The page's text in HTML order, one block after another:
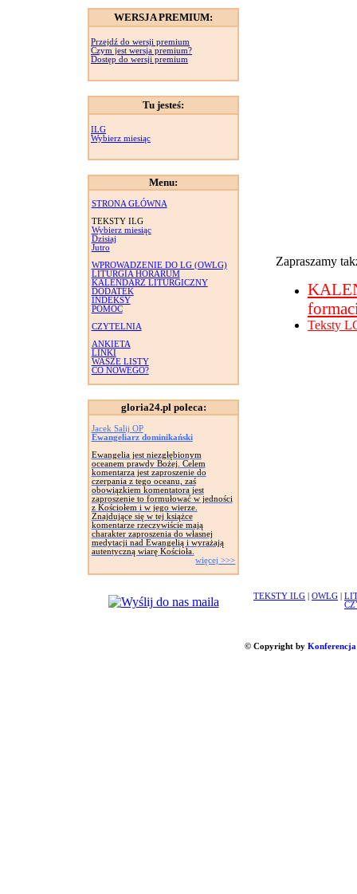
WERSJA PREMIUM:
Przejdź do wersji premium
Czym jest wersja premium?
Dostęp do wersji premium
Tu jesteś:
ILG
Wybierz miesiąc
Menu:
STRONA GŁÓWNA
TEKSTY ILG
Wybierz miesiąc
Dzisiaj
Jutro
WPROWADZENIE DO LG (OWLG)
LITURGIA HORARUM
KALENDARZ LITURGICZNY
DODATEK
INDEKSY
POMOC
CZYTELNIA
ANKIETA
LINKI
WASZE LISTY
CO NOWEGO?
gloria24.pl poleca:
Jacek Salij OP
Ewangeliarz dominikański
Ewangelia jest niezgłębionym
oceanem prawdy Bożej. Celem
komentarza jest zaproszenie do
czerpania z tego oceanu, zaś
obowiązkiem komentatora jest
zaproszenie to formułować w jedności
z Kościołem i w jego wierze.
Znajdujące się w tej książce
komentarze rzeczywiście mają
charakter zaproszenia do własnej
medytacji nad Ewangelią i wyrażają
autentyczną wiarę Kościoła.
więcej >>>
Zapraszamy
Teksty
TEKSTY ILG OWLG
© Copyright by Konferencja